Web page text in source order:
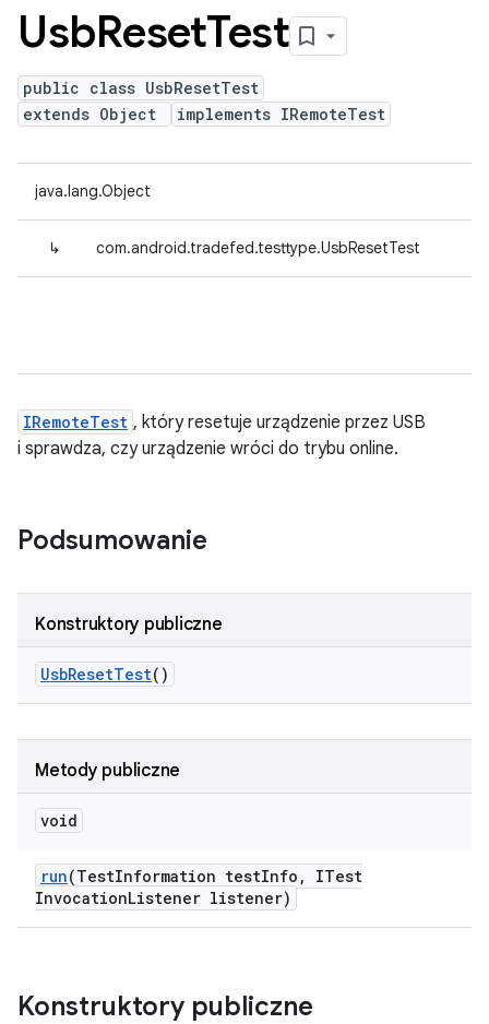
UsbResetTest
public class UsbResetTest
extends Object
implements IRemoteTest
java.lang.Object
↳ com.android.tradefed.testtype.UsbResetTest
IRemoteTest , który resetuje urządzenie przez USB
i sprawdza, czy urządzenie wróci do trybu online.
Podsumowanie
Konstruktory publiczne
UsbResetTest()
Metody publiczne
void
run(TestInformation testInfo ,
ITest
InvocationListener listener)
Konstruktory publiczne